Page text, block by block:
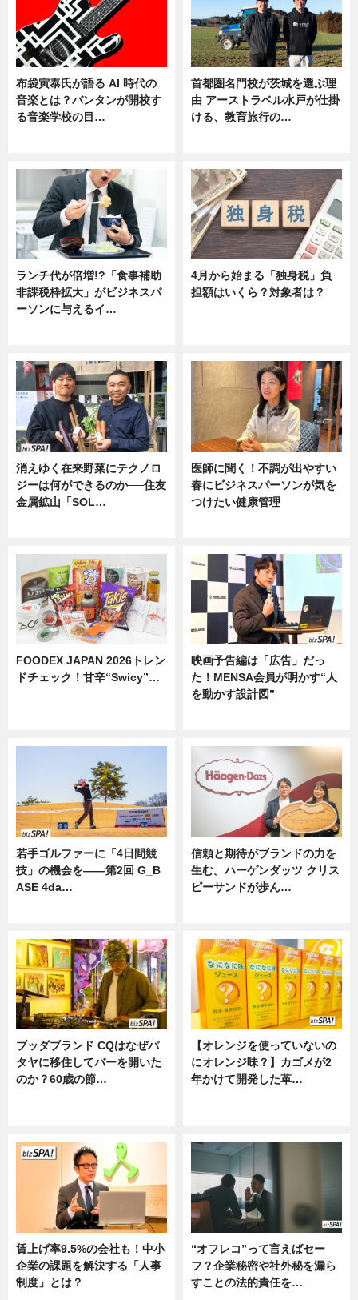
布袋寅泰氏が語る AI 時代の
音楽とは？バンタンが開校す
る音楽学校の目…
首都圏名門校が茨城を選ぶ理
由 アーストラベル水戸が仕掛
ける、教育旅行の…
ランチ代が倍増!?「食事補助
非課税枠拡大」がビジネスパ
ーソンに与えるイ…
4月から始まる「独身税」負
担額はいくら？対象者は？
消えゆく在来野菜にテクノロ
ジーは何ができるのか──住友
金属鉱山「SOL…
医師に聞く！不調が出やすい
春にビジネスパーソンが気を
つけたい健康管理
FOODEX JAPAN 2026トレン
ドチェック！甘辛“Swicy”…
映画予告編は「広告」だっ
た！MENSA会員が明かす“人
を動かす設計図”
若手ゴルファーに「4日間競
技」の機会を——第2回 G_B
ASE 4da…
信頼と期待がブランドの力を
生む。ハーゲンダッツ クリス
ピーサンドが歩ん…
ブッダブランド CQはなぜパ
タヤに移住してバーを開いた
のか？60歳の節…
【オレンジを使っていないの
にオレンジ味？】カゴメが2
年かけて開発した革…
賃上げ率9.5%の会社も！中小
企業の課題を解決する「人事
制度」とは？
“オフレコ”って言えばセー
フ？企業秘密や社外秘を漏ら
すことの法的責任を…